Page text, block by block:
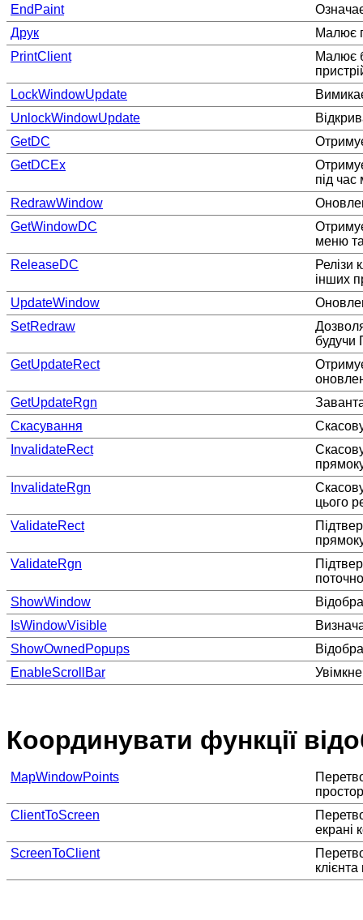
EndPaint
Друк
Малює
PrintClient
Малює
LockWindowUpdate
UnlockWindowUpdate
GetDC
GetDCEx
під
RedrawWindow
GetWindowDC
меню
ReleaseDC
Релізи
інших
UpdateWindow
SetRedraw
будучи
GetUpdateRect
GetUpdateRgn
Скасування
InvalidateRect
InvalidateRgn
цього
ValidateRect
ValidateRgn
ShowWindow
IsWindowVisible
ShowOwnedPopups
EnableScrollBar
Координувати функції
MapWindowPoints
ClientToScreen
екрані
ScreenToClient